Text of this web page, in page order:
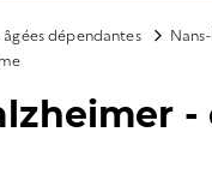
dépendantes